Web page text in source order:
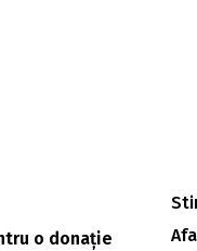
o donație